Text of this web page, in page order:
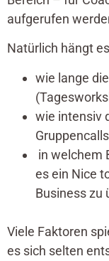
aufgerufen
Natürlich hängt
wie lange
wie intensiv
in welchem
es ein Nice
Business zu
Viele Faktoren
es sich selten